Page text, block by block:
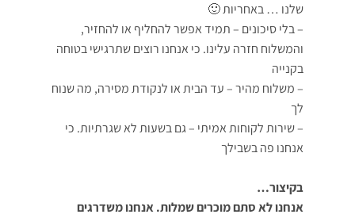
שלנו … באחריות 🙂
– בלי סיכונים – תמיד אפשר להחליף או להחזיר,
והמשלוח חזרה עלינו. כי אנחנו רוצים שתרגישי בטוחה
בקנייה
– משלוח מהיר – עד הבית או לנקודת מסירה, מה שנוח
לך
– שירות לקוחות אמיתי – גם בשעות לא שגרתיות. כי
אנחנו פה בשבילך
בקיצור…
אנחנו לא סתם מוכרים שמלות. אנחנו משדרגים